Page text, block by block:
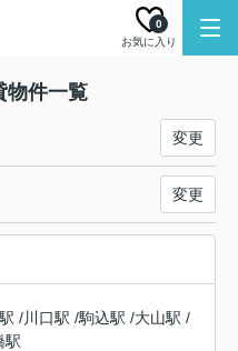
お気に入り
0
物件一覧
変更
変更
/川口駅 /駒込駅 /大山駅 /
駅